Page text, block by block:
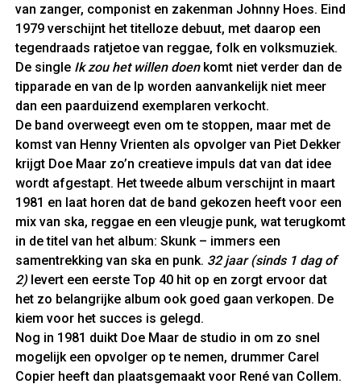
van zanger, componist en zakenman Johnny Hoes. Eind
1979 verschijnt het titelloze debuut, met daarop een
tegendraads ratjetoe van reggae, folk en volksmuziek.
De single Ik zou het willen doenkomt niet verder dan de
tipparade en van de lp worden aanvankelijk niet meer
dan een paarduizend exemplaren verkocht.
De band overweegt even om te stoppen, maar met de
komst van Henny Vrienten als opvolger van Piet Dekker
krijgt Doe Maar zo’n creatieve impuls dat van dat idee
wordt afgestapt. Het tweede album verschijnt in maart
1981 en laat horen dat de band gekozen heeft voor een
mix van ska, reggae en een vleugje punk, wat terugkomt
in de titel van het album: Skunk – immers een
samentrekking van ska en punk. 32 jaar (sinds 1 dag of
2)levert een eerste Top 40 hit op en zorgt ervoor dat
het zo belangrijke album ook goed gaan verkopen. De
kiem voor het succes is gelegd.
Nog in 1981 duikt Doe Maar de studio in om zo snel
mogelijk een opvolger op te nemen, drummer Carel
Copier heeft dan plaatsgemaakt voor René van Collem.